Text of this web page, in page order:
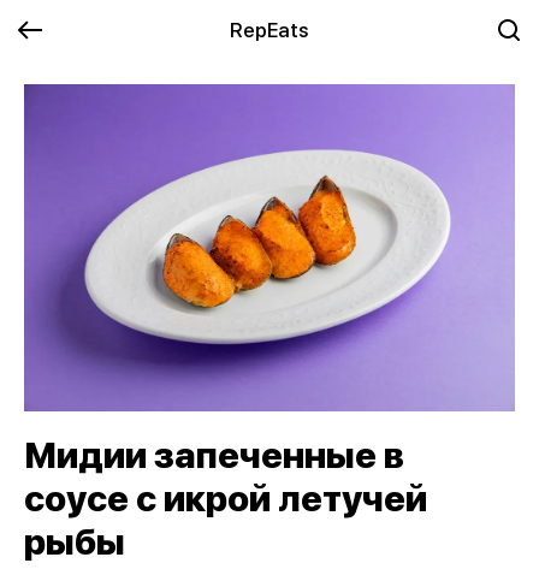
RepEats
Мидии запеченные в
соусе с икрой летучей
рыбы